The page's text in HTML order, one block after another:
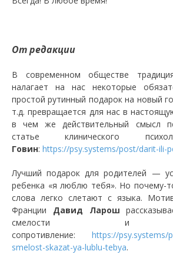
От редакции
В современном обществе
налагает на нас некоторые
простой рутинный подарок на новый
т.д. превращается для нас в
в чем же действительный смысл
статье клинического
Говин: https://psy.systems/post/darit-ili-
Лучший подарок для родителей —
ребенка «я люблю тебя». Но почему-
слова легко слетают с языка.
Франции Давид Ларош
смелости и
сопротивление: https://psy.systems/
smelost-skazat-ya-lublu-tebya.